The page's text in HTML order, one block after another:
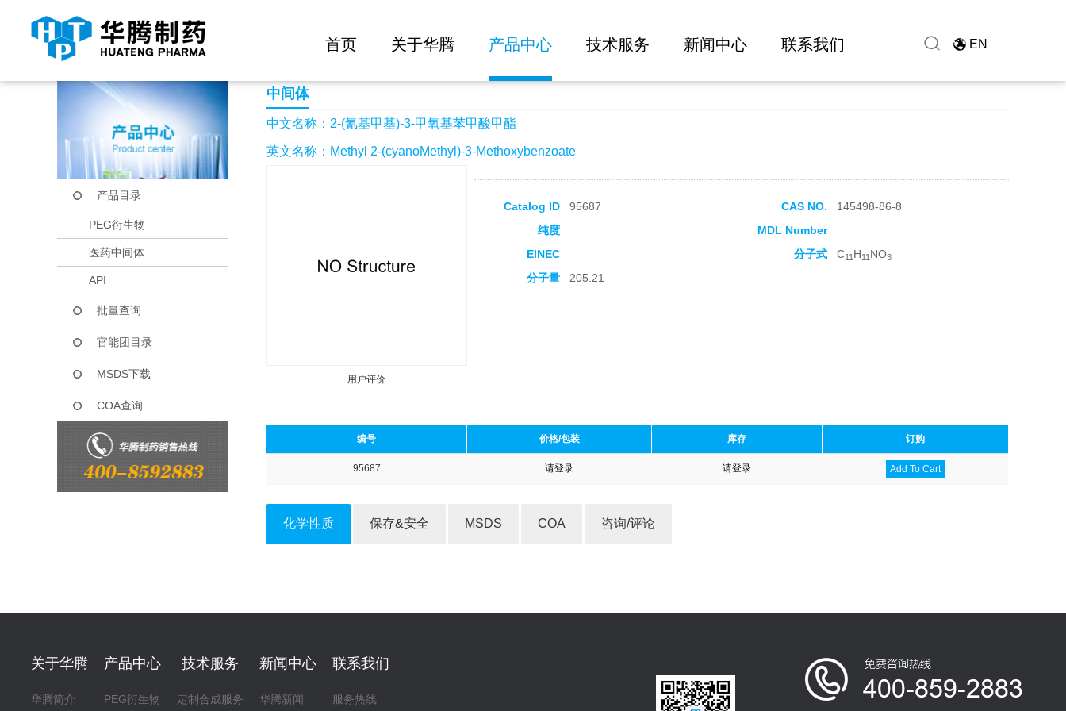
首页 关于华腾 产品中心 技术服务 新闻中心 联系我们 EN
当前位置： 首页 产品中心 2-(氰基甲基)-3-甲氧基苯甲酸甲酯
产品目录
PEG衍生物
医药中间体
API
批量查询
官能团目录
MSDS下载
COA查询
中间体
中文名称：2-(氰基甲基)-3-甲氧基苯甲酸甲酯
英文名称：Methyl 2-(cyanoMethyl)-3-Methoxybenzoate
用户评价
Catalog ID 95687 CAS NO.
145498-86-8
纯度
MDL Number
EINEC
分子式 C11 H11 NO3
分子量 205.21
编号 价格/包装 库存 订购
95687 请登录 请登录 Add To Cart
化学性质 保存&安全 MSDS COA 咨询/评论
关于华腾
华腾简介
产品中心
PEG衍生物
技术服务
定制合成服务
新闻中心
华腾新闻
联系我们
服务热线